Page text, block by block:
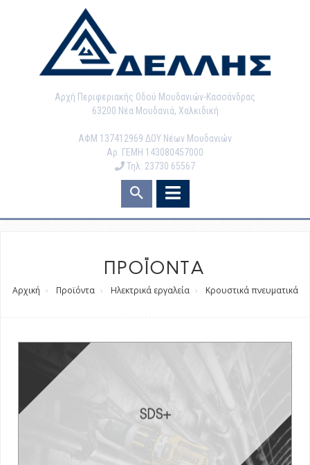
Αρχή Περιφεριακής Οδού Μουδανιών-Κασσάνδρας
63200 Νέα Μουδανιά, Χαλκιδική
ΑΦΜ 137412969 ΔΟΥ Νέων Μουδανιών
Αρ. ΓΕΜΗ 143080457000
Τηλ: 23730 65567
ΠΡΟΪΟΝΤΑ
Αρχική Προϊόντα Ηλεκτρικά εργαλεία Κρουστικά πνευματικά
SDS+